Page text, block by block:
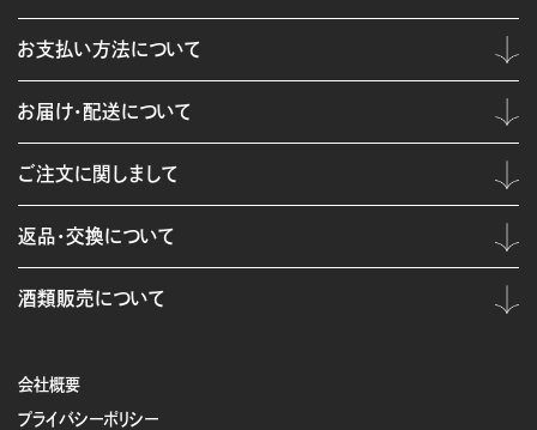
会社概要
プライバシーポリシー
お支払い方法について
お届け・配送について
ご注文に関しまして
返品・交換について
酒類販売について